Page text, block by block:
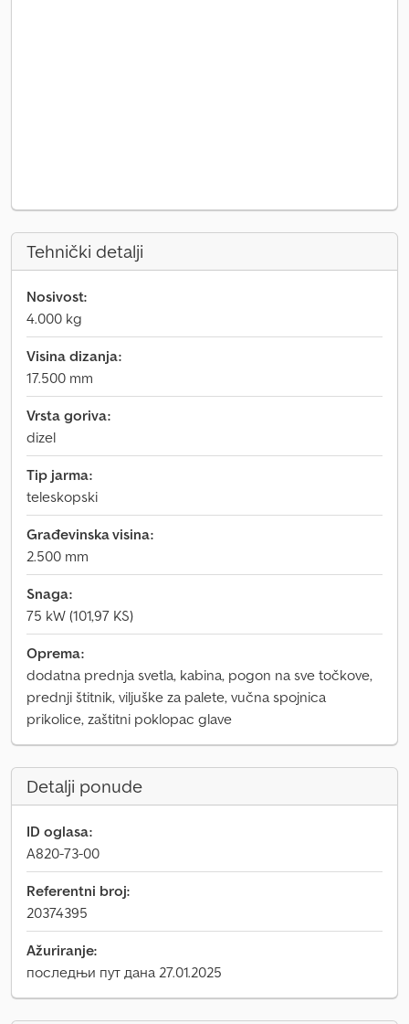
Tehnički detalji
Nosivost:
4.000 kg
Visina dizanja:
17.500 mm
Vrsta goriva:
dizel
Tip jarma:
teleskopski
Građevinska visina:
2.500 mm
Snaga:
75 kW (101,97 KS)
Oprema:
dodatna prednja svetla, kabina, pogon na sve točkove,
prednji štitnik, viljuške za palete, vučna spojnica
prikolice, zaštitni poklopac glave
Detalji ponude
ID oglasa:
A820-73-00
Referentni broj:
20374395
Ažuriranje:
последњи пут дана 27.01.2025